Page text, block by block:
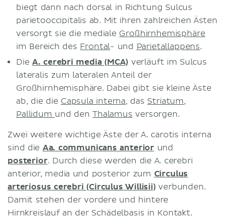
biegt dann nach dorsal in Richtung Sulcus
parietooccipitalis ab. Mit ihren zahlreichen Ästen
versorgt sie die mediale Großhirnhemisphäre
im Bereich des Frontal- und Parietallappens.
Die A. cerebri media (MCA) verläuft im Sulcus
lateralis zum lateralen Anteil der
Großhirnhemisphäre. Dabei gibt sie kleine Äste
ab, die die Capsula interna, das Striatum,
Pallidum und denThalamus versorgen.
Zwei weitere wichtige Äste der A. carotis interna
sind die Aa. communicans anterior und
posterior. Durch diese werden die A. cerebri
anterior, media und posterior zum Circulus
arteriosus cerebri (Circulus Willisii)verbunden.
Damit stehen der vordere und hintere
Hirnkreislauf an der Schädelbasis in Kontakt.